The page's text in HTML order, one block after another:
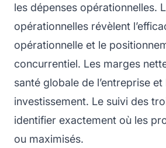
les dépenses opérationnelles.
opérationnelles révèlent
opérationnelle et le
concurrentiel. Les marges
santé globale de l’entreprise
investissement. Le suivi des
identifier exactement où les
ou maximisés.